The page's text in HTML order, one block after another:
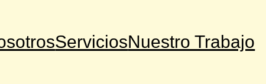
ServiciosNuestro Trabajo